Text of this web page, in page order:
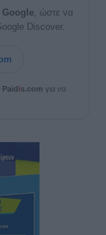
Google, ώστε να
Discover.
Paidis.com για να